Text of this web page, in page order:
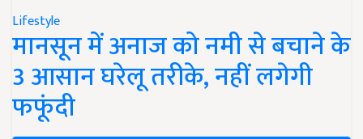
Lifestyle
मानसून में अनाज को नमी से बचाने के
3 आसान घरेलू तरीके, नहीं लगेगी
फफूंदी